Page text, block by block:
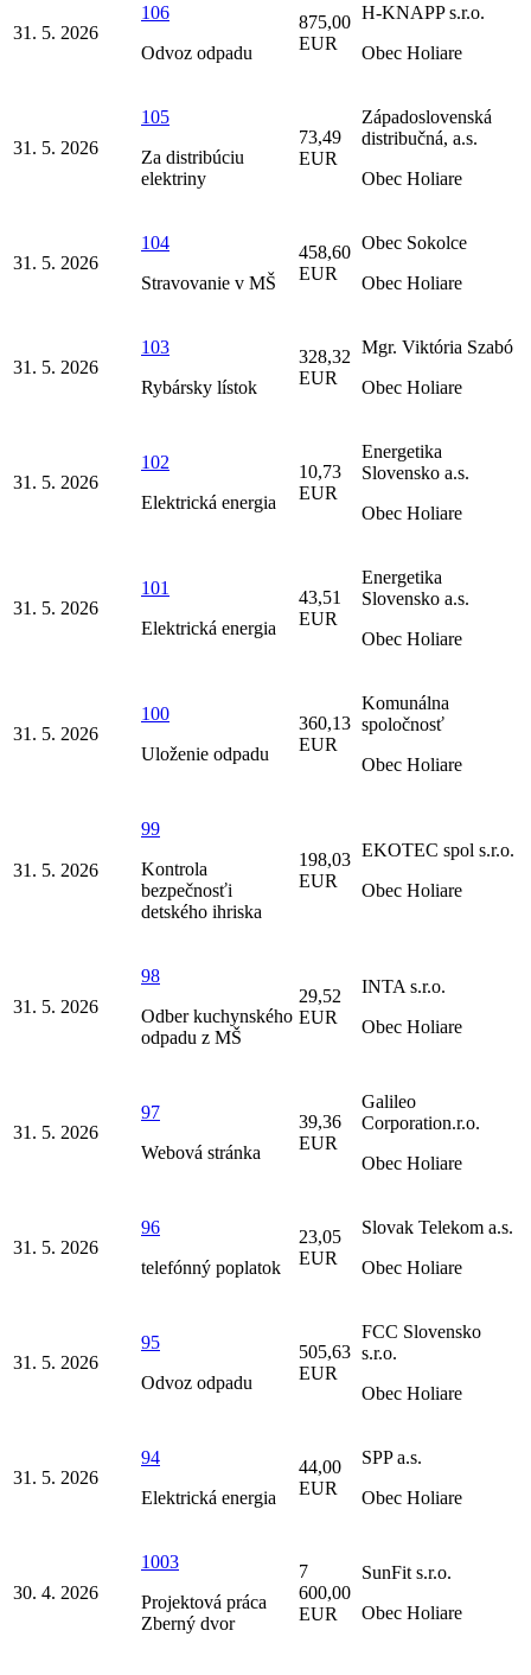
31. 5. 2026
106
Odvoz odpadu
875,00
EUR
H-KNAPP s.r.o.
Obec Holiare
31. 5. 2026
105
Za distribúciu
elektriny
73,49
EUR
Západoslovenská
distribučná, a.s.
Obec Holiare
31. 5. 2026
104
Stravovanie v MŠ
458,60
EUR
Obec Sokolce
Obec Holiare
31. 5. 2026
103
Rybársky lístok
328,32
EUR
Mgr. Viktória Szabó
Obec Holiare
31. 5. 2026
102
Elektrická energia
10,73
EUR
Energetika
Slovensko a.s.
Obec Holiare
31. 5. 2026
101
Elektrická energia
43,51
EUR
Energetika
Slovensko a.s.
Obec Holiare
31. 5. 2026
100
Uloženie odpadu
360,13
EUR
Komunálna
spoločnosť
Obec Holiare
31. 5. 2026
99
Kontrola
bezpečnosťi
detského ihriska
198,03
EUR
EKOTEC spol s.r.o.
Obec Holiare
31. 5. 2026
98
Odber kuchynského
odpadu z MŠ
29,52
EUR
INTA s.r.o.
Obec Holiare
31. 5. 2026
97
Webová stránka
39,36
EUR
Galileo
Corporation.r.o.
Obec Holiare
31. 5. 2026
96
telefónný poplatok
23,05
EUR
Slovak Telekom a.s.
Obec Holiare
31. 5. 2026
95
Odvoz odpadu
505,63
EUR
FCC Slovensko
s.r.o.
Obec Holiare
31. 5. 2026
94
Elektrická energia
44,00
EUR
SPP a.s.
Obec Holiare
30. 4. 2026
1003
Projektová práca
Zberný dvor
7
600,00
EUR
SunFit s.r.o.
Obec Holiare